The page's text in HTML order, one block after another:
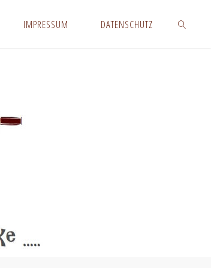
IMPRESSUM DATENSCHUTZ